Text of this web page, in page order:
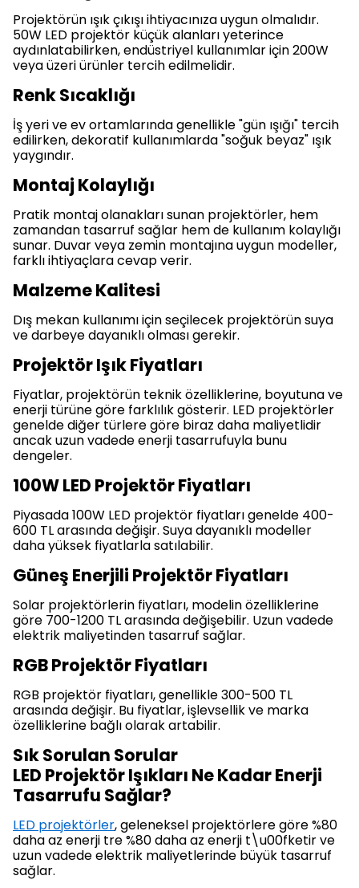
Projektörün ışık çıkışı ihtiyacınıza uygun olmalıdır.
50W LED projektör küçük alanları yeterince
aydınlatabilirken, endüstriyel kullanımlar için 200W
veya üzeri ürünler tercih edilmelidir.
Renk Sıcaklığı
İş yeri ve ev ortamlarında genellikle "gün ışığı" tercih
edilirken, dekoratif kullanımlarda "soğuk beyaz" ışık
yaygındır.
Montaj Kolaylığı
Pratik montaj olanakları sunan projektörler, hem
zamandan tasarruf sağlar hem de kullanım kolaylığı
sunar. Duvar veya zemin montajına uygun modeller,
farklı ihtiyaçlara cevap verir.
Malzeme Kalitesi
Dış mekan kullanımı için seçilecek projektörün suya
ve darbeye dayanıklı olması gerekir.
Projektör Işık Fiyatları
Fiyatlar, projektörün teknik özelliklerine, boyutuna ve
enerji türüne göre farklılık gösterir. LED projektörler
genelde diğer türlere göre biraz daha maliyetlidir
ancak uzun vadede enerji tasarrufuyla bunu
dengeler.
100W LED Projektör Fiyatları
Piyasada 100W LED projektör fiyatları genelde 400-
600 TL arasında değişir. Suya dayanıklı modeller
daha yüksek fiyatlarla satılabilir.
Güneş Enerjili Projektör Fiyatları
Solar projektörlerin fiyatları, modelin özelliklerine
göre 700-1200 TL arasında değişebilir. Uzun vadede
elektrik maliyetinden tasarruf sağlar.
RGB Projektör Fiyatları
RGB projektör fiyatları, genellikle 300-500 TL
arasında değişir. Bu fiyatlar, işlevsellik ve marka
özelliklerine bağlı olarak artabilir.
Sık Sorulan Sorular
LED Projektör Işıkları Ne Kadar Enerji
Tasarrufu Sağlar?
LED projektörler, geleneksel projektörlere göre %80
daha az enerji tre %80 daha az enerji t\u00fketir ve
uzun vadede elektrik maliyetlerinde büyük tasarruf
sağlar.